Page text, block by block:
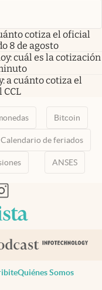
cotiza el oficial
8 de agosto
cuál es la cotización
a cuánto cotiza el
CCL
Bitcoin
Calendario de feriados
ANSES
pestañapestaña
nueva pestaña
en nueva pestaña
abre en nueva pestaña
Quiénes Somos